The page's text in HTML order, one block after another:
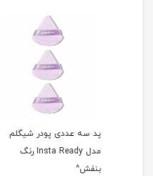
پد سه عددی پودر شیگلم
مدل Insta Ready رنگ
بنفش^